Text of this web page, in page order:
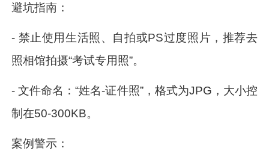
避坑指南：
- 禁止使用生活照、自拍或PS过度照片，推荐去
照相馆拍摄“考试专用照”。
- 文件命名：“姓名-证件照”，格式为JPG，大小控
制在50-300KB。
案例警示：